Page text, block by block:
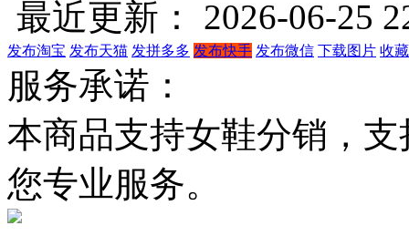
最近更新： 2026-06-25
发布淘宝 发布天猫 发拼多多 发布快手 发布微信 下载图片 收
服务承诺：
本商品支持女鞋分销，
您专业服务。